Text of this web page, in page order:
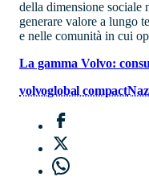
della dimensione sociale
generare valore a lungo
e nelle comunità in cui
La gamma Volvo:
volvoglobal compact